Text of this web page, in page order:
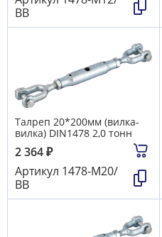
ВВ
Талреп 20*200мм (вилка-
вилка) DIN1478 2,0 тонн
2 364₽
Артикул 1478-М20/
ВВ